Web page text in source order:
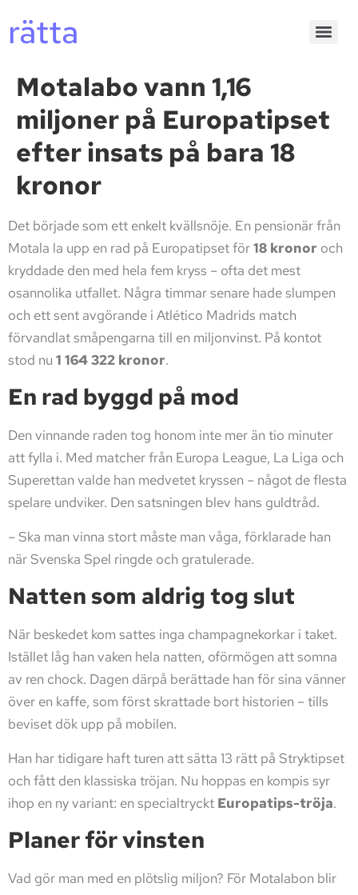
rätta
Motalabo vann 1,16
miljoner på Europatipset
efter insats på bara 18
kronor
Det började som ett enkelt kvällsnöje. En pensionär från
Motala la upp en rad på Europatipset för18 kronor och
kryddade den med hela fem kryss – ofta det mest
osannolika utfallet. Några timmar senare hade slumpen
och ett sent avgörande i Atlético Madrids match
förvandlat småpengarna till en miljonvinst. På kontot
stod nu 1 164 322 kronor.
En rad byggd på mod
Den vinnande raden tog honom inte mer än tio minuter
att fylla i. Med matcher från Europa League, La Liga och
Superettan valde han medvetet kryssen – något de flesta
spelare undviker. Den satsningen blev hans guldtråd.
– Ska man vinna stort måste man våga, förklarade han
när Svenska Spel ringde och gratulerade.
Natten som aldrig tog slut
När beskedet kom sattes inga champagnekorkar i taket.
Istället låg han vaken hela natten, oförmögen att somna
av ren chock. Dagen därpå berättade han för sina vänner
över en kaffe, som först skrattade bort historien – tills
beviset dök upp på mobilen.
Han har tidigare haft turen att sätta 13 rätt på Stryktipset
och fått den klassiska tröjan. Nu hoppas en kompis syr
ihop en ny variant: en specialtryckt Europatips-tröja.
Planer för vinsten
Vad gör man med en plötslig miljon? För Motalabon blir